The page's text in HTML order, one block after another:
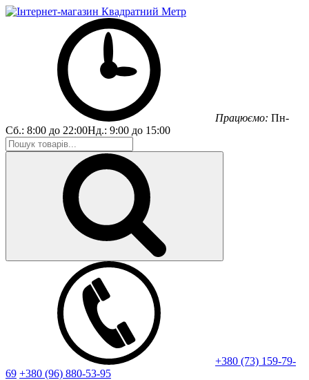
Працюємо: Пн-
Сб.: 8:00 до 22:00Нд.: 9:00 до 15:00
+380 (73) 159-79-
69 +380 (96) 880-53-95